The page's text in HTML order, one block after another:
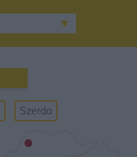
Szerda
•